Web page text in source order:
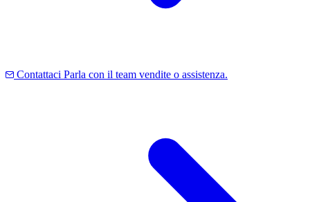
Contattaci Parla con il team vendite o assistenza.